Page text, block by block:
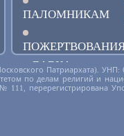
ПАЛОМНИКАМ
ЛАВКА
Патриархата).
по делам религий и
111, перерегистрирована